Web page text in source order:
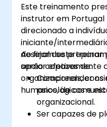
modelos de
Este treinamento
instrutor em
direcionado a
iniciante/
desejam se preparar
apoiar efetivamente
organizacionais,
humanos, de
Ao final deste
serão capazes de:
Compreender os
psicológicos e
organizacional.
Ser capazes de